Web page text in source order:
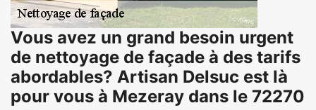
Vous avez un grand besoin urgent
de nettoyage de façade à des tarifs
abordables? Artisan Delsuc est là
pour vous à Mezeray dans le 72270